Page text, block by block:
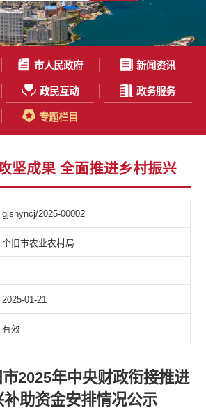
市人民政府 新闻资讯
政民互动 政务服务
专题栏目
坚成果 全面推进乡村振兴
gjsnyncj/2025-00002
个旧市农业农村局
2025-01-21
有效
2025年中央财政衔接推进
补助资金安排情况公示